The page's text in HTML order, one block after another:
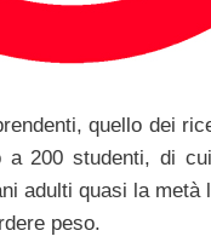
quello dei
a 200 studenti, di
adulti quasi la metà
peso.